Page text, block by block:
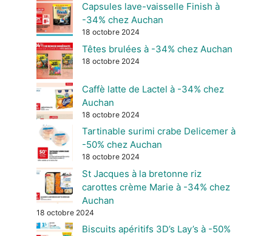
Capsules lave-vaisselle Finish à
-34% chez Auchan
18 octobre 2024
Têtes brulées à -34% chez Auchan
18 octobre 2024
Caffè latte de Lactel à -34% chez
Auchan
18 octobre 2024
Tartinable surimi crabe Delicemer à
-50% chez Auchan
18 octobre 2024
St Jacques à la bretonne riz
carottes crème Marie à -34% chez
Auchan
18 octobre 2024
Biscuits apéritifs 3D’s Lay’s à -50%